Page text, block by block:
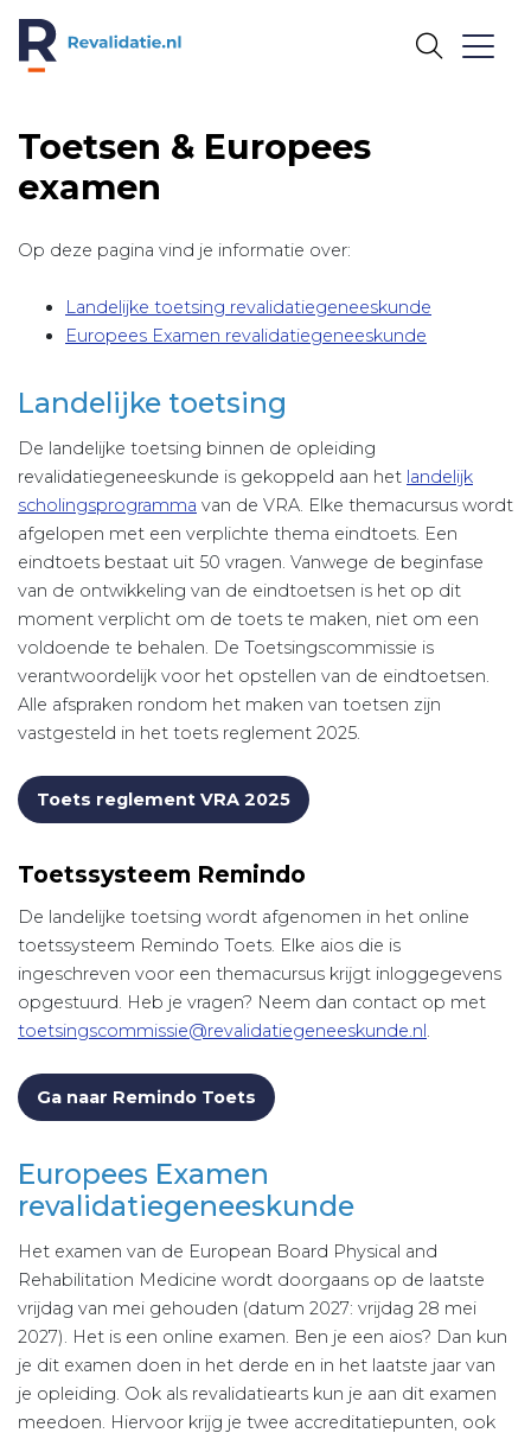
Toetsen & Europees
examen
Op deze pagina vind je informatie over:
Landelijke toetsing revalidatiegeneeskunde
Europees Examen revalidatiegeneeskunde
Landelijke toetsing
De landelijke toetsing binnen de opleiding
revalidatiegeneeskunde is gekoppeld aan het landelijk
scholingsprogramma van de VRA. Elke themacursus wordt
afgelopen met een verplichte thema eindtoets. Een
eindtoets bestaat uit 50 vragen. Vanwege de beginfase
van de ontwikkeling van de eindtoetsen is het op dit
moment verplicht om de toets te maken, niet om een
voldoende te behalen. De Toetsingscommissie is
verantwoordelijk voor het opstellen van de eindtoetsen.
Alle afspraken rondom het maken van toetsen zijn
vastgesteld in het toets reglement 2025.
Toets reglement VRA 2025
Toetssysteem Remindo
De landelijke toetsing wordt afgenomen in het online
toetssysteem Remindo Toets. Elke aios die is
ingeschreven voor een themacursus krijgt inloggegevens
opgestuurd. Heb je vragen? Neem dan contact op met
toetsingscommissie@revalidatiegeneeskunde.nl.
Ga naar Remindo Toets
Europees Examen
revalidatiegeneeskunde
Het examen van de European Board Physical and
Rehabilitation Medicine wordt doorgaans op de laatste
vrijdag van mei gehouden (datum 2027: vrijdag 28 mei
2027). Het is een online examen. Ben je een aios? Dan kun
je dit examen doen in het derde en in het laatste jaar van
je opleiding. Ook als revalidatiearts kun je aan dit examen
meedoen. Hiervoor krijg je twee accreditatiepunten, ook